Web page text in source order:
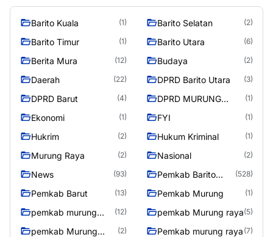
Barito Kuala (1) Barito Selatan (2)
Barito Timur (1) Barito Utara (6)
Berita Mura (12) Budaya (2)
Daerah (22) DPRD Barito Utara (3)
DPRD Barut (4)
DPRD MURUNG
(1)
Ekonomi (1) FYI (1)
Hukrim (2) Hukum Kriminal (1)
Murung Raya (2) Nasional (2)
News (93)
Pemkab Barito
(528)
Pemkab Barut (13) Pemkab Murung (1)
pemkab murung
(12) pemkab Murung raya(5)
pemkab Murung
(2) Pemkab murung raya (7)